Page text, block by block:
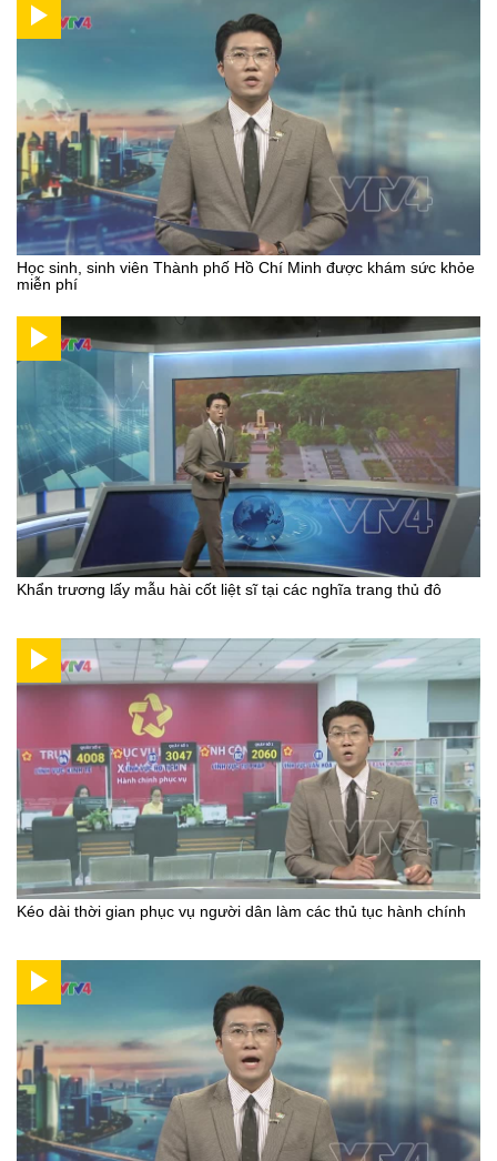
Học sinh, sinh viên Thành phố Hồ Chí Minh được khám sức khỏe
miễn phí
Khẩn trương lấy mẫu hài cốt liệt sĩ tại các nghĩa trang thủ đô
Kéo dài thời gian phục vụ người dân làm các thủ tục hành chính